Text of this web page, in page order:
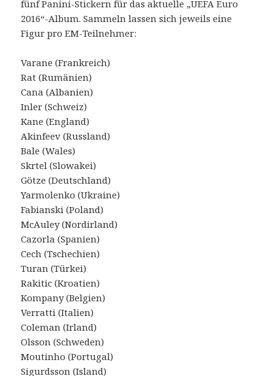
fünf Panini-Stickern für das aktuelle „UEFA Euro
2016“-Album. Sammeln lassen sich jeweils eine
Figur pro EM-Teilnehmer:
Varane (Frankreich)
Rat (Rumänien)
Cana (Albanien)
Inler (Schweiz)
Kane (England)
Akinfeev (Russland)
Bale (Wales)
Skrtel (Slowakei)
Götze (Deutschland)
Yarmolenko (Ukraine)
Fabianski (Poland)
McAuley (Nordirland)
Cazorla (Spanien)
Cech (Tschechien)
Turan (Türkei)
Rakitic (Kroatien)
Kompany (Belgien)
Verratti (Italien)
Coleman (Irland)
Olsson (Schweden)
Moutinho (Portugal)
Sigurdsson (Island)